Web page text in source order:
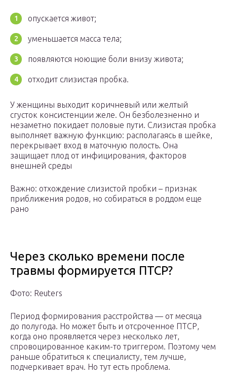
опускается живот;
уменьшается масса тела;
появляются ноющие боли внизу живота;
отходит слизистая пробка.
У женщины выходит коричневый или желтый
сгусток консистенции желе. Он безболезненно и
незаметно покидает половые пути. Слизистая пробка
выполняет важную функцию: располагаясь в шейке,
перекрывает вход в маточную полость. Она
защищает плод от инфицирования, факторов
внешней среды
Важно: отхождение слизистой пробки – признак
приближения родов, но собираться в роддом еще
рано
Через сколько времени после
травмы формируется ПТСР?
Фото: Reuters
Период формирования расстройства — от месяца
до полугода. Но может быть и отсроченное ПТСР,
когда оно проявляется через несколько лет,
спровоцированное каким-то триггером. Поэтому чем
раньше обратиться к специалисту, тем лучше,
подчеркивает врач. Но тут есть проблема.